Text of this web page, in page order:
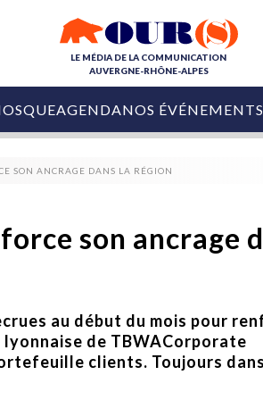
LE MÉDIA DE LA COMMUNICATION
AUVERGNE-RHÔNE-ALPES
Nice : Denis Zanon
décédé
lance
Trip
29 JUILLET
mise sur
AGENDANOS ÉVÉNEMENTS
OURS DE LA
OURS DU
SON ANCRAGE DANS LA RÉGION
son ancrage
au début du mois pour
de TBWACorporate
clients. Toujours dans